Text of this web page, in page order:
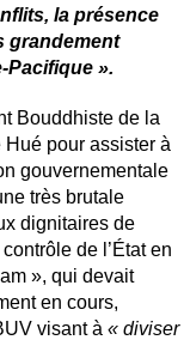
la présence
grandement
Pacifique ».
Bouddhiste de la
pour assister à
gouvernementale
très brutale
dignitaires de
de l’État en
», qui devait
en cours,
visant à « diviser